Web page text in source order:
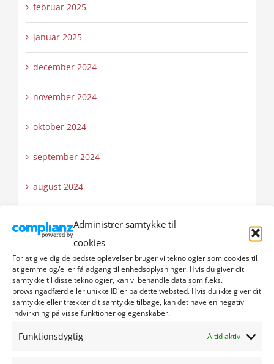
Administrer samtykke til
cookies
For at give dig de bedste oplevelser bruger vi teknologier som cookies til
at gemme og/eller få adgang til enhedsoplysninger. Hvis du giver dit
samtykke til disse teknologier, kan vi behandle data som f.eks.
browsingadfærd eller unikke ID'er på dette websted. Hvis du ikke giver dit
samtykke eller trækker dit samtykke tilbage, kan det have en negativ
indvirkning på visse funktioner og egenskaber.
Funktionsdygtig Altid aktiv
februar 2025
januar 2025
december 2024
november 2024
oktober 2024
september 2024
august 2024
maj 2024
april 2024
marts 2024